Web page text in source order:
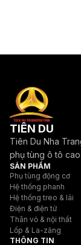
TIÊN DU
Tiên Du Nha
phụ tùng ô tô
SẢN PHẨM
Phụ tùng động cơ
Hệ thống phanh
Hệ thống treo & lái
Điện & điện tử
Thân vỏ & nội thất
Lốp & La-zăng
THÔNG TIN